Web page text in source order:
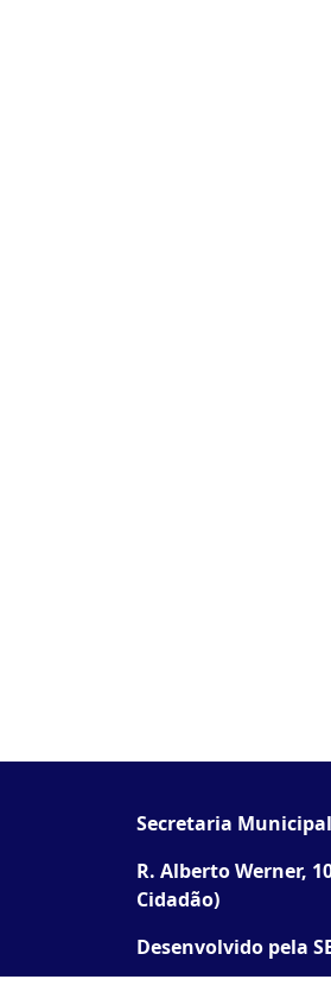
Secretaria
R. Alberto Werner,
Cidadão)
Desenvolvido pela